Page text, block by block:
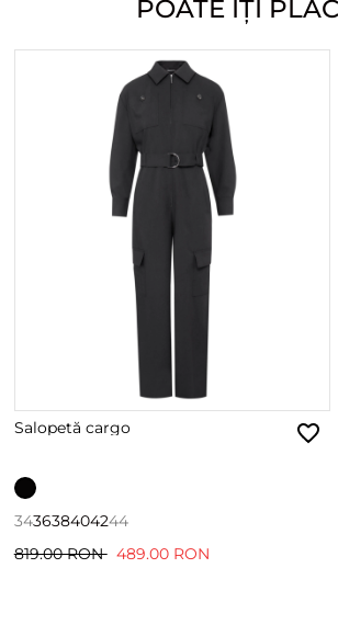
POATE ÎȚI
Salopetă cargo
343638404244
819.00 RON 489.00 RON